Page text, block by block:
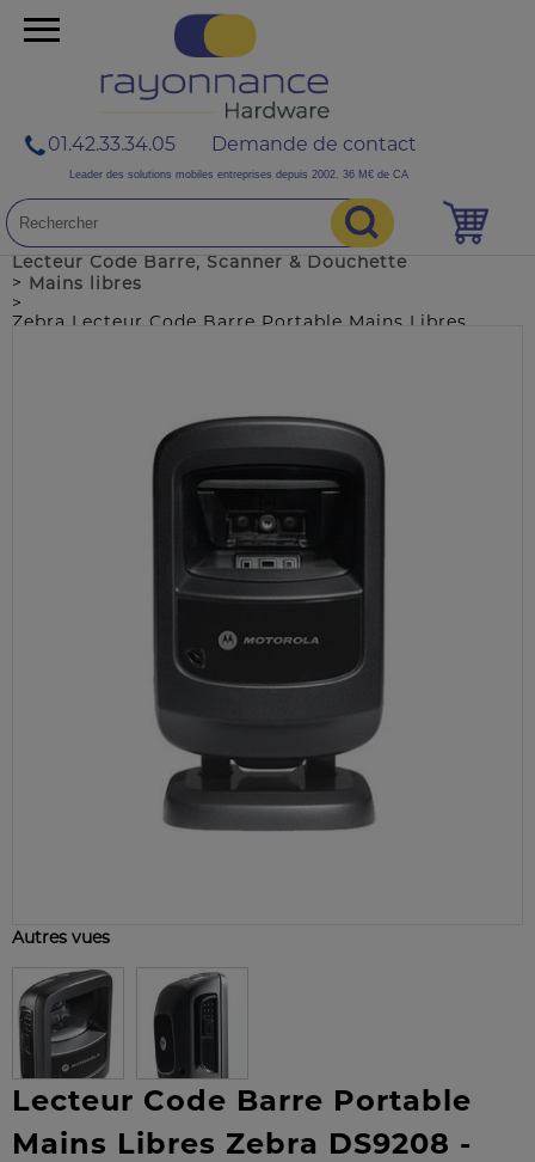
01.42.33.34.05 Demande de contact
Leader des solutions mobiles entreprises depuis 2002. 36 M€ de CA
Accueil
Lecteur Code Barre, Scanner & Douchette
> Mains libres
>
Zebra Lecteur Code Barre Portable Mains Libres
Autres vues
Lecteur Code Barre Portable
Mains Libres Zebra DS9208 -